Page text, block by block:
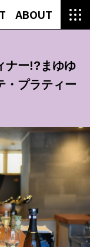
ABOUT
ナー!?まゆゆ
プラティー